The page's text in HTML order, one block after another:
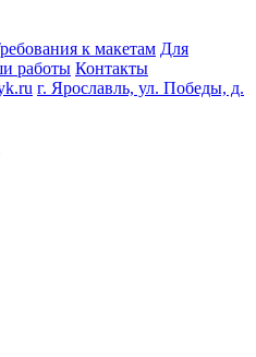
к макетам Для
работы Контакты
г. Ярославль, ул. Победы, д.